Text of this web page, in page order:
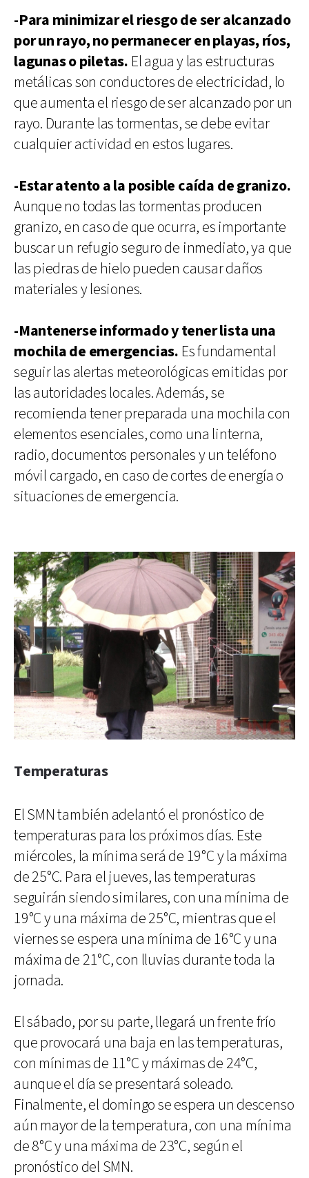
-Para minimizar el riesgo de ser alcanzado
por un rayo, no permanecer en playas, ríos,
lagunas o piletas. El agua y las estructuras
metálicas son conductores de electricidad, lo
que aumenta el riesgo de ser alcanzado por un
rayo. Durante las tormentas, se debe evitar
cualquier actividad en estos lugares.
-Estar atento a la posible caída de granizo.
Aunque no todas las tormentas producen
granizo, en caso de que ocurra, es importante
buscar un refugio seguro de inmediato, ya que
las piedras de hielo pueden causar daños
materiales y lesiones.
-Mantenerse informado y tener lista una
mochila de emergencias. Es fundamental
seguir las alertas meteorológicas emitidas por
las autoridades locales. Además, se
recomienda tener preparada una mochila con
elementos esenciales, como una linterna,
radio, documentos personales y un teléfono
móvil cargado, en caso de cortes de energía o
situaciones de emergencia.
Temperaturas
El SMN también adelantó el pronóstico de
temperaturas para los próximos días. Este
miércoles, la mínima será de 19°C y la máxima
de 25°C. Para el jueves, las temperaturas
seguirán siendo similares, con una mínima de
19°C y una máxima de 25°C, mientras que el
viernes se espera una mínima de 16°C y una
máxima de 21°C, con lluvias durante toda la
jornada.
El sábado, por su parte, llegará un frente frío
que provocará una baja en las temperaturas,
con mínimas de 11°C y máximas de 24°C,
aunque el día se presentará soleado.
Finalmente, el domingo se espera un descenso
aún mayor de la temperatura, con una mínima
de 8°C y una máxima de 23°C, según el
pronóstico del SMN.